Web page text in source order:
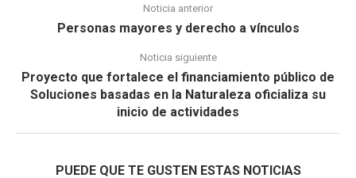
Noticia anterior
Personas mayores y derecho a vínculos
Noticia siguiente
Proyecto que fortalece el financiamiento público de
Soluciones basadas en la Naturaleza oficializa su
inicio de actividades
PUEDE QUE TE GUSTEN ESTAS NOTICIAS